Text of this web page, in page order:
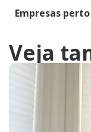
Empresas
Veja